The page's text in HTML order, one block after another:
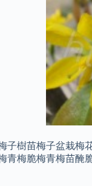
子樹苗梅子盆栽
青梅脆梅青梅苗醃